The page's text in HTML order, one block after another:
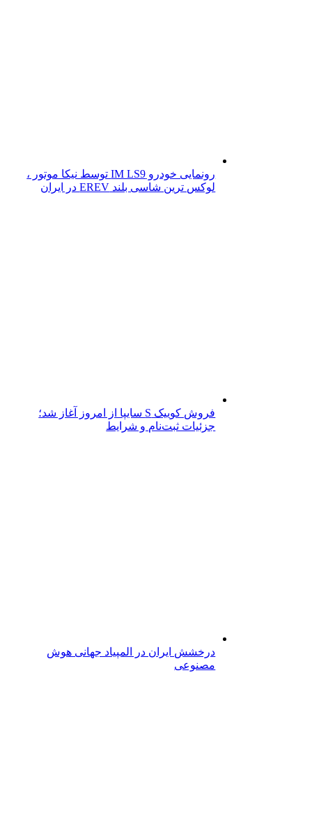
رونمایی خودرو IM LS9 توسط نیکا موتور ،
لوکس ترین شاسی بلند EREV در ایران
فروش کوییک S سایپا از امروز آغاز شد؛
جزئیات ثبت‌نام و شرایط
درخشش ایران در المپیاد جهانی هوش
مصنوعی